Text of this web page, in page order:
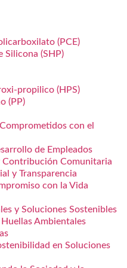
(PCE)
Silicona (SHP)
propilico (HPS)
(PP)
con el
de Empleados
Contribución Comunitaria
y Transparencia
con la Vida
y Soluciones Sostenibles
Ambientales
en Soluciones